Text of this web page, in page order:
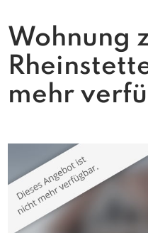
Wohnung
mehr